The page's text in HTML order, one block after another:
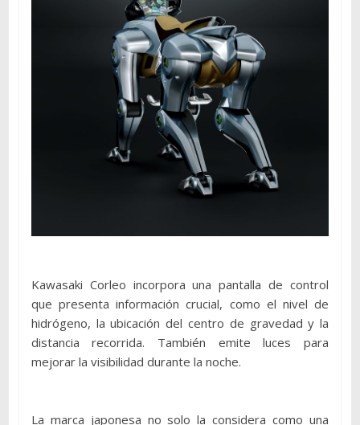
Kawasaki Corleo incorpora una pantalla de control
que presenta información crucial, como el nivel de
hidrógeno, la ubicación del centro de gravedad y la
distancia recorrida. También emite luces para
mejorar la visibilidad durante la noche.
La marca japonesa no solo la considera como una